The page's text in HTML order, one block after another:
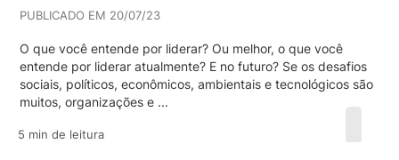
PUBLICADO EM 20/07/23
O que você entende por liderar? Ou melhor, o que você
entende por liderar atualmente? E no futuro? Se os desafios
sociais, políticos, econômicos, ambientais e tecnológicos são
muitos, organizações e ...
5 min de leitura